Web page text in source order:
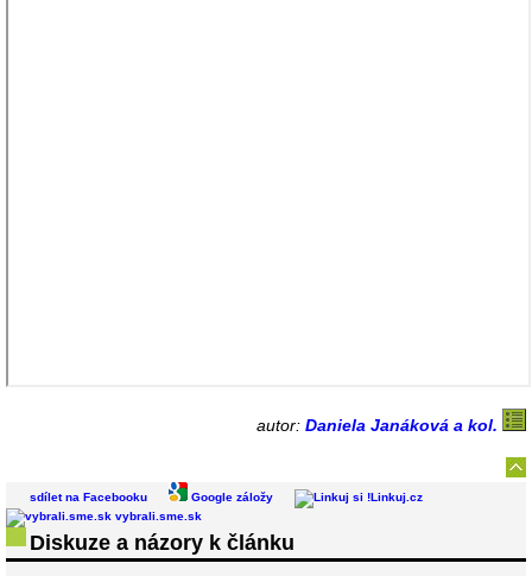
autor: Daniela Janáková a kol.
sdílet na Facebooku Google záložy
Linkuj.cz
vybrali.sme.sk
Diskuze a názory k článku